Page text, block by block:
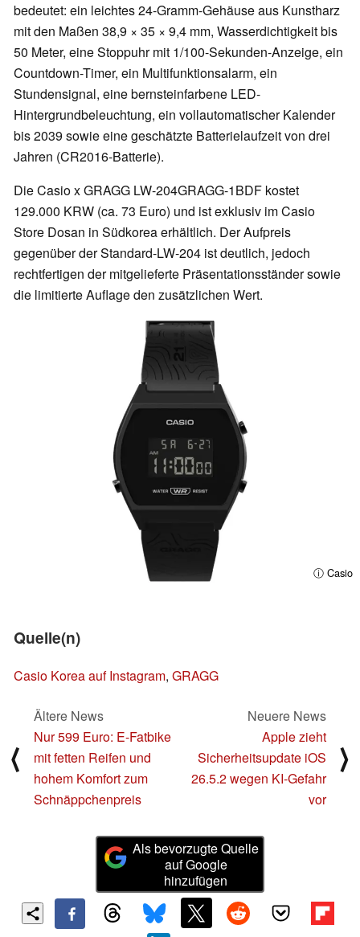
bedeutet: ein leichtes 24-Gramm-Gehäuse aus Kunstharz
mit den Maßen 38,9 × 35 × 9,4 mm, Wasserdichtigkeit bis
50 Meter, eine Stoppuhr mit 1/100-Sekunden-Anzeige, ein
Countdown-Timer, ein Multifunktionsalarm, ein
Stundensignal, eine bernsteinfarbene LED-
Hintergrundbeleuchtung, ein vollautomatischer Kalender
bis 2039 sowie eine geschätzte Batterielaufzeit von drei
Jahren (CR2016-Batterie).
Die Casio x GRAGG LW-204GRAGG-1BDF kostet
129.000 KRW (ca. 73 Euro) und ist exklusiv im Casio
Store Dosan in Südkorea erhältlich. Der Aufpreis
gegenüber der Standard-LW-204 ist deutlich, jedoch
rechtfertigen der mitgelieferte Präsentationsständer sowie
die limitierte Auflage den zusätzlichen Wert.
ⓘ Casio
Quelle(n)
Casio Korea auf Instagram, GRAGG
⟨
Ältere News
Nur 599 Euro: E-Fatbike
mit fetten Reifen und
hohem Komfort zum
Schnäppchenpreis
Neuere News
Apple zieht
Sicherheitsupdate iOS
26.5.2 wegen KI-Gefahr
vor
⟩
Als bevorzugte Quelle
auf Google
hinzufügen